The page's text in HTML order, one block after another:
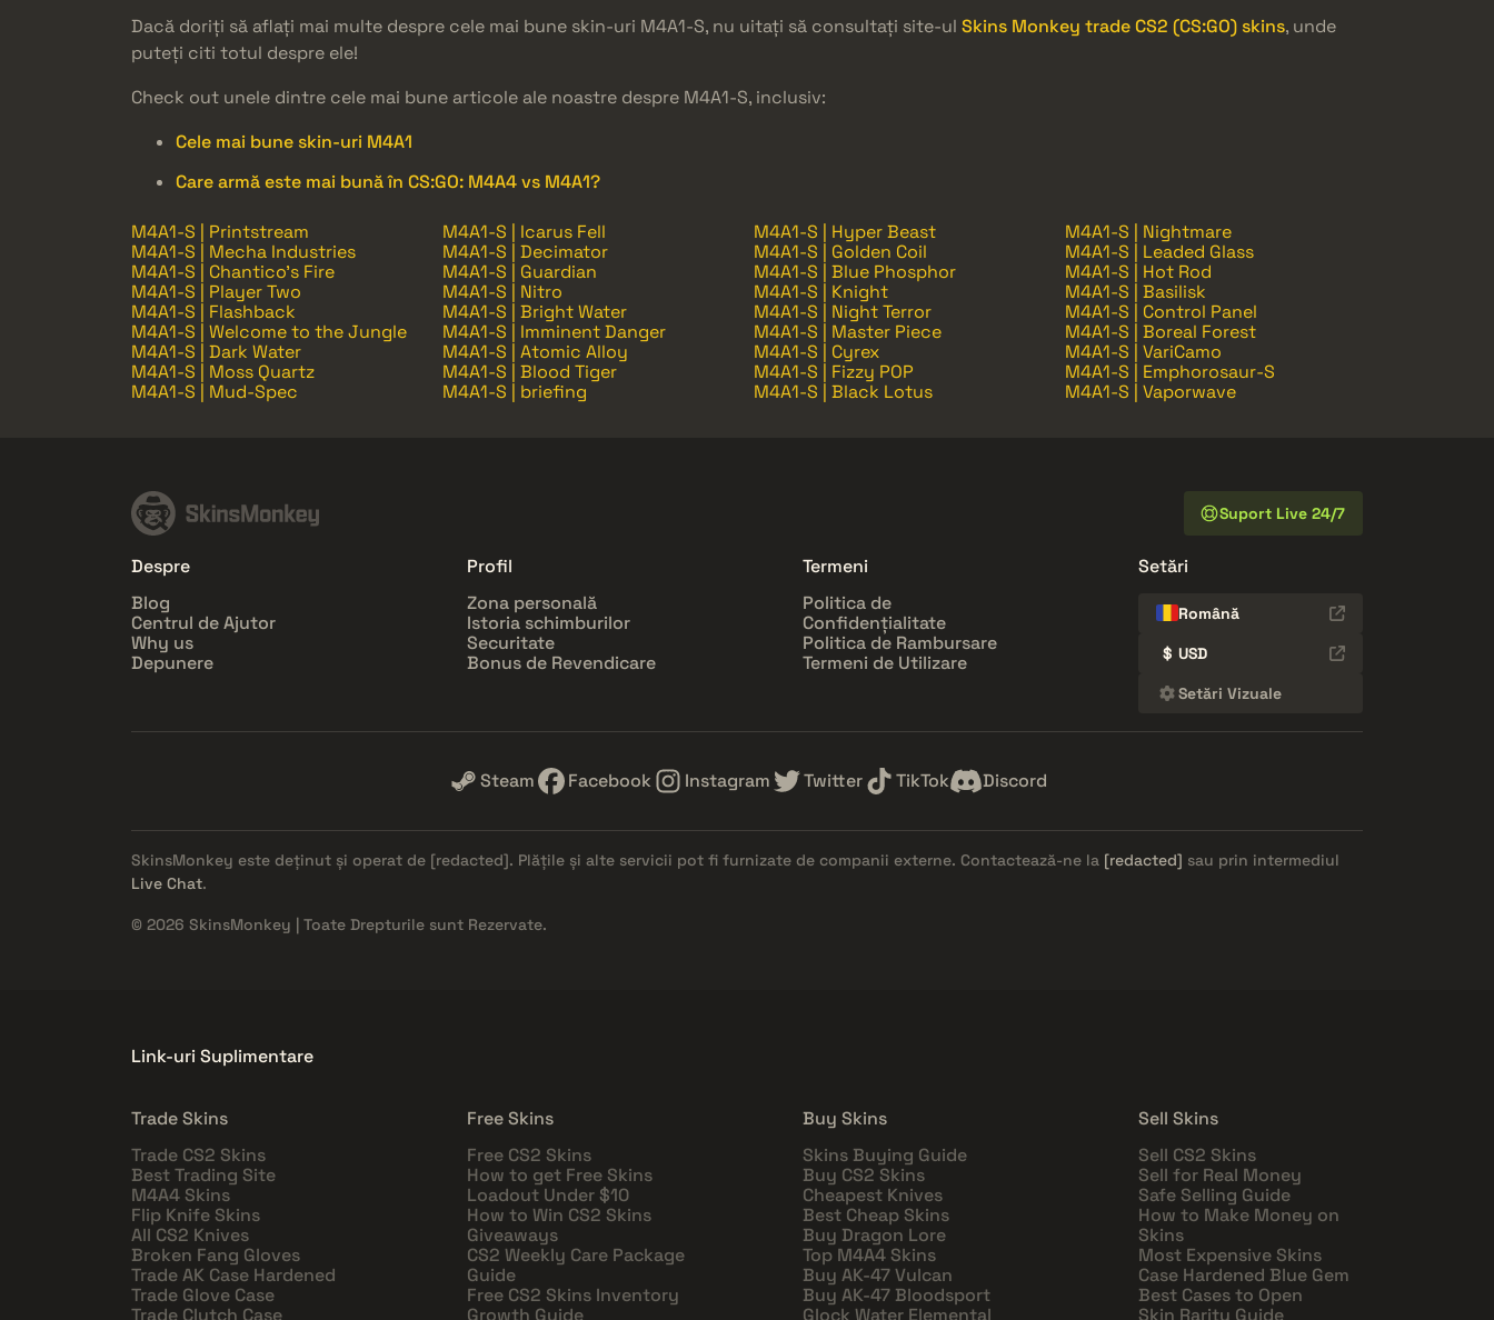
Dacă doriți să aflați mai multe despre cele mai bune skin-uri M4A1-S, nu uitați să consultați site-ul Skins Monkey trade CS2 (CS:GO) skins, unde
puteți citi totul despre ele!
Check out unele dintre cele mai bune articole ale noastre despre M4A1-S, inclusiv:
Cele mai bune skin-uri M4A1
Care armă este mai bună în CS:GO: M4A4 vs M4A1?
M4A1-S | Printstream M4A1-S | Icarus Fell M4A1-S | Hyper Beast
M4A1-S | Nightmare
M4A1-S | Mecha Industries
M4A1-S | Decimator M4A1-S | Golden Coil
M4A1-S | Leaded Glass
M4A1-S | Chantico's Fire
M4A1-S | Guardian M4A1-S | Blue Phosphor
M4A1-S | Hot Rod
M4A1-S | Player Two
M4A1-S | Nitro M4A1-S | Knight
M4A1-S | Basilisk
M4A1-S | Flashback
M4A1-S | Bright Water M4A1-S | Night Terror
M4A1-S | Control Panel
M4A1-S | Welcome to the Jungle
M4A1-S | Imminent Danger M4A1-S | Master Piece
M4A1-S | Boreal Forest
M4A1-S | Dark Water
M4A1-S | Atomic Alloy M4A1-S | Cyrex
M4A1-S | VariCamo
M4A1-S | Moss Quartz
M4A1-S | Blood Tiger M4A1-S | Fizzy POP
M4A1-S | Emphorosaur-S
M4A1-S | Mud-Spec
M4A1-S | briefing M4A1-S | Black Lotus M4A1-S | Vaporwave
Suport Live 24/7
Despre
Blog
Centrul de Ajutor
Why us
Depunere
Profil
Zona personală
Istoria schimburilor
Securitate
Bonus de Revendicare
Termeni
Politica de
Confidențialitate
Politica de Rambursare
Termeni de Utilizare
Setări
Română
$ USD
Setări Vizuale
Steam Facebook Instagram Twitter TikTok Discord
SkinsMonkey este deținut și operat de [redacted]. Plățile și alte servicii pot fi furnizate de companii externe. Contactează-ne la [redacted] sau prin intermediul
Live Chat.
© 2026 SkinsMonkey | Toate Drepturile sunt Rezervate.
Link-uri Suplimentare
Trade Skins
Trade CS2 Skins
Best Trading Site
M4A4 Skins
Flip Knife Skins
All CS2 Knives
Broken Fang Gloves
Trade AK Case Hardened
Trade Glove Case
Trade Clutch Case
Free Skins
Free CS2 Skins
How to get Free Skins
Loadout Under $10
How to Win CS2 Skins
Giveaways
CS2 Weekly Care Package
Guide
Free CS2 Skins Inventory
Growth Guide
Buy Skins
Skins Buying Guide
Buy CS2 Skins
Cheapest Knives
Best Cheap Skins
Buy Dragon Lore
Top M4A4 Skins
Buy AK-47 Vulcan
Buy AK-47 Bloodsport
Glock Water Elemental
Sell Skins
Sell CS2 Skins
Sell for Real Money
Safe Selling Guide
How to Make Money on
Skins
Most Expensive Skins
Case Hardened Blue Gem
Best Cases to Open
Skin Rarity Guide